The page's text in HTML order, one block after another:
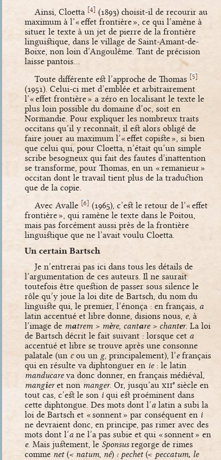
Ainsi, Cloetta [4] (1893) choisit-il de recourir au
maximum à l’« effet frontière », ce qui l’amène à
situer le texte à un jet de pierre de la frontière
linguistique, dans le village de Saint-Amant-de-
Boixe, non loin d’Angoulême. Tant de précision
laisse pantois…
Toute différente est l’approche de Thomas [5]
(1951). Celui-ci met d’emblée et arbitrairement
l’« effet frontière » a zéro en localisant le texte le
plus loin possible du domaine d’oc, soit en
Normandie. Pour expliquer les nombreux traits
occitans qu’il y reconnaît, il est alors obligé de
faire jouer au maximum l’« effet copiste », si bien
que celui qui, pour Cloetta, n’était qu’un simple
scribe besogneux qui fait des fautes d’inattention
se transforme, pour Thomas, en un « remanieur »
occitan dont le travail tient plus de la traduction
que de la copie.
Avec Avalle [6] (1965), c’est le retour de l’« effet
frontière », qui ramène le texte dans le Poitou,
mais pas forcément aussi près de la frontière
linguistique que ne l’avait voulu Cloetta.
Un certain Bartsch
Je n’entrerai pas ici dans tous les détails de
l’argumentation de ces auteurs. Il ne saurait
toutefois être question de passer sous silence le
rôle qu’y joue la loi dite de Bartsch, du nom du
linguiste qui, le premier, l’énonça : en français, a
latin accentué et libre donne, disions nous, e, à
l’image de matrem > mère, cantare > chanter. La loi
de Bartsch décrit le fait suivant : lorsque cet a
accentué et libre se trouve après une consonne
palatale (un cou un g, principalement), l’efrançais
qui en résulte va diphtonguer en ie: le latin
manducareva donc donner, en français médiéval,
mangieret non manger. Or, jusqu’au xiie siècle en
tout cas, c’est le son iqui est proéminent dans
cette diphtongue. Des mots dont l’a latin a subi la
loi de Bartsch et « sonnent » par conséquent en i
ne devraient donc, en principe, pas rimer avec des
mots dont l’a ne l’a pas subie et qui « sonnent » en
e. Mais justement, le Sponsusregorge de rimes
comme net(< natum né) : pechet(< peccatum, le